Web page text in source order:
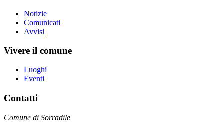
Notizie
Comunicati
Avvisi
Vivere il comune
Luoghi
Eventi
Contatti
Comune di Sorradile